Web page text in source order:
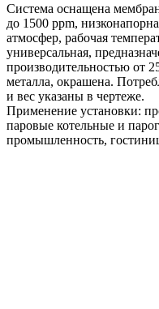
Система оснащена
до 1500 ppm,
атмосфер, рабочая
универсальная,
производительностью от
металла, окрашена.
и вес указаны в чертеже.
Применение установки:
паровые котельные и
промышленность,